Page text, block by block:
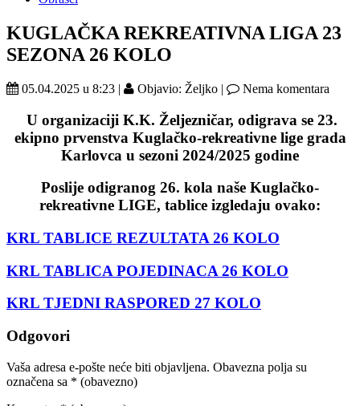
KUGLAČKA REKREATIVNA LIGA 23
SEZONA 26 KOLO
05.04.2025 u 8:23 | Objavio: Željko | Nema komentara
U organizaciji K.K. Željezničar, odigrava se 23.
ekipno prvenstva Kuglačko-rekreativne lige grada
Karlovca u sezoni 2024/2025 godine
Poslije odigranog 26. kola naše Kuglačko-
rekreativne LIGE, tablice izgledaju ovako:
KRL TABLICE REZULTATA 26 KOLO
KRL TABLICA POJEDINACA 26 KOLO
KRL TJEDNI RASPORED 27 KOLO
Odgovori
Vaša adresa e-pošte neće biti objavljena. Obavezna polja su
označena sa * (obavezno)